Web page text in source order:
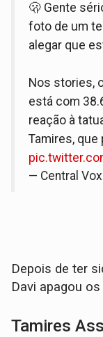
🫢 Gente
foto de um
alegar que
Nos stories,
está com
reação à
Tamires, que
— Central
Depois de ter
Davi apagou
Tamires